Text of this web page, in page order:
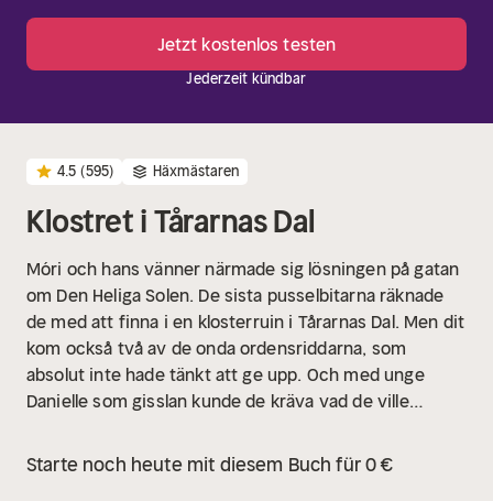
Jetzt kostenlos testen
Jederzeit kündbar
4.5 (595) Häxmästaren
Klostret i Tårarnas Dal
Móri och hans vänner närmade sig lösningen på gatan
om Den Heliga Solen. De sista pusselbitarna räknade
de med att finna i en klosterruin i Tårarnas Dal. Men dit
kom också två av de onda ordensriddarna, som
absolut inte hade tänkt att ge upp. Och med unge
Danielle som gisslan kunde de kräva vad de ville…
Starte noch heute mit diesem Buch für 0 €